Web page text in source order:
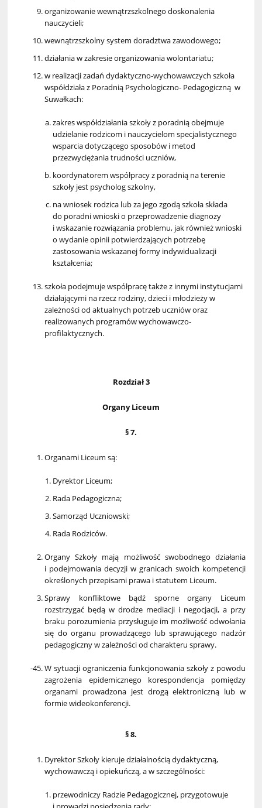
organizowanie wewnątrzszkolnego doskonalenia
nauczycieli;
wewnątrzszkolny system doradztwa zawodowego;
działania w zakresie organizowania wolontariatu;
w realizacji zadań dydaktyczno-wychowawczych szkoła
współdziała z Poradnią Psychologiczno- Pedagogiczną w
Suwałkach:
zakres współdziałania szkoły z poradnią obejmuje
udzielanie rodzicom i nauczycielom specjalistycznego
wsparcia dotyczącego sposobów i metod
przezwyciężania trudności uczniów,
koordynatorem współpracy z poradnią na terenie
szkoły jest psycholog szkolny,
na wniosek rodzica lub za jego zgodą szkoła składa
do poradni wnioski o przeprowadzenie diagnozy
i wskazanie rozwiązania problemu, jak również wnioski
o wydanie opinii potwierdzających potrzebę
zastosowania wskazanej formy indywidualizacji
kształcenia;
szkoła podejmuje współpracę także z innymi instytucjami
działającymi na rzecz rodziny, dzieci i młodzieży w
zależności od aktualnych potrzeb uczniów oraz
realizowanych programów wychowawczo-
profilaktycznych.
Rozdział 3
Organy Liceum
§ 7.
Organami Liceum są:
Dyrektor Liceum;
Rada Pedagogiczna;
Samorząd Uczniowski;
Rada Rodziców.
Organy Szkoły mają możliwość swobodnego działania
i podejmowania decyzji w granicach swoich kompetencji
określonych przepisami prawa i statutem Liceum.
Sprawy konfliktowe bądź sporne organy Liceum
rozstrzygać będą w drodze mediacji i negocjacji, a przy
braku porozumienia przysługuje im możliwość odwołania
się do organu prowadzącego lub sprawującego nadzór
pedagogiczny w zależności od charakteru sprawy.
W sytuacji ograniczenia funkcjonowania szkoły z powodu
zagrożenia epidemicznego korespondencja pomiędzy
organami prowadzona jest drogą elektroniczną lub w
formie wideokonferencji.
§ 8.
Dyrektor Szkoły kieruje działalnością dydaktyczną,
wychowawczą i opiekuńczą, a w szczególności:
przewodniczy Radzie Pedagogicznej, przygotowuje